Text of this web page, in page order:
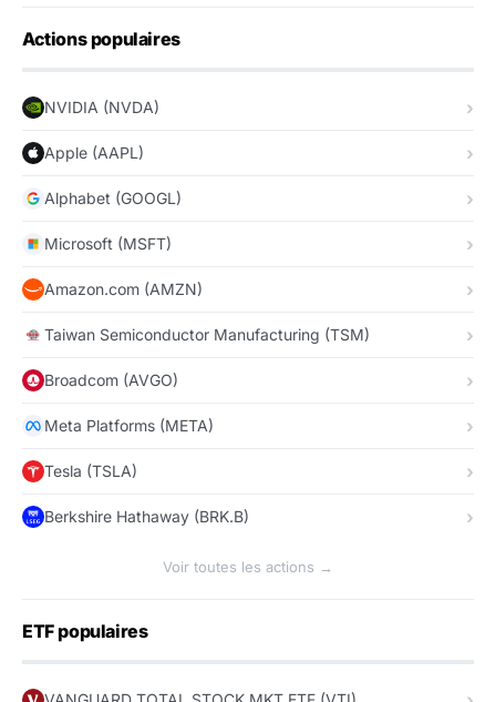
Actions populaires
NVIDIA (NVDA)
Apple (AAPL)
Alphabet (GOOGL)
Microsoft (MSFT)
Amazon.com (AMZN)
Taiwan Semiconductor Manufacturing (TSM)
Broadcom (AVGO)
Meta Platforms (META)
Tesla (TSLA)
Berkshire Hathaway (BRK.B)
Voir toutes les actions →
ETF populaires